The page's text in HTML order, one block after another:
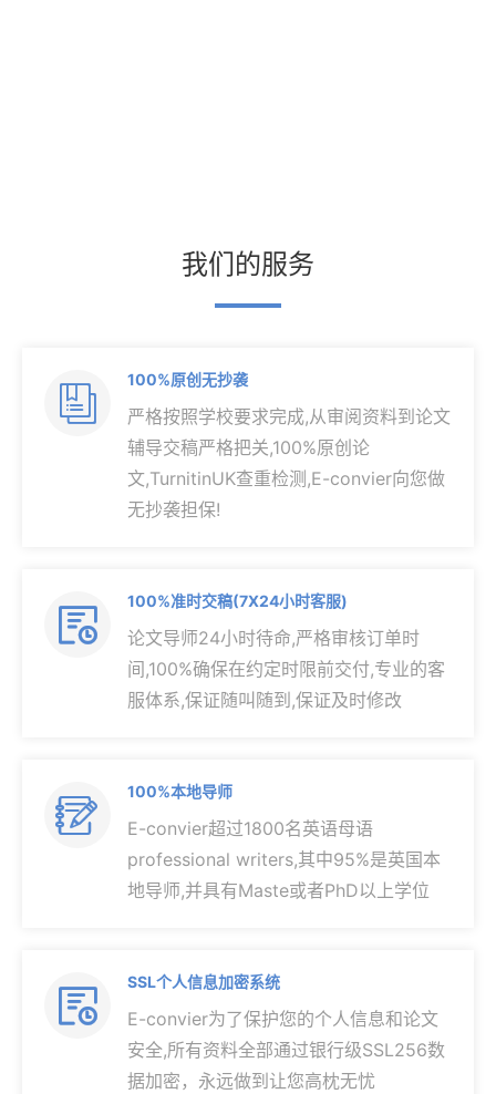
我们的服务

100%原创无抄袭
严格按照学校要求完成,从审阅资料到论文
辅导交稿严格把关,100%原创论
文,TurnitinUK查重检测,E-convier向您做
无抄袭担保!

100%准时交稿(7X24小时客服)
论文导师24小时待命,严格审核订单时
间,100%确保在约定时限前交付,专业的客
服体系,保证随叫随到,保证及时修改

100%本地导师
E-convier超过1800名英语母语
professional writers,其中95%是英国本
地导师,并具有Maste或者PhD以上学位

SSL个人信息加密系统
E-convier为了保护您的个人信息和论文
安全,所有资料全部通过银行级SSL256数
据加密，永远做到让您高枕无忧